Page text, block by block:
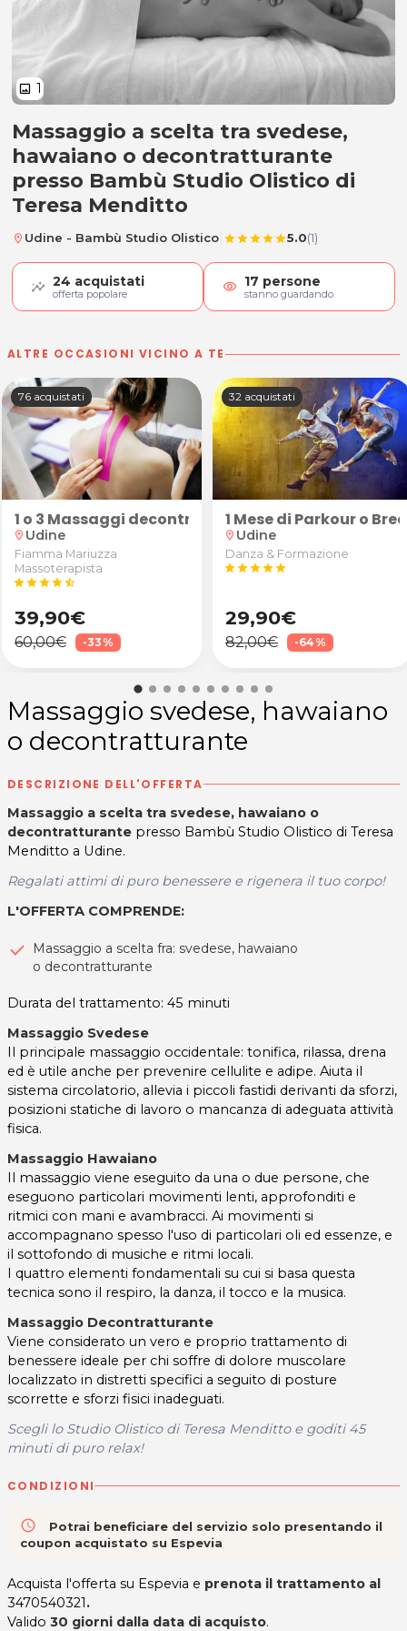
image 1
Massaggio svedese, hawaiano
Massaggio a scelta tra svedese,
hawaiano o decontratturante
presso Bambù Studio Olistico di
Teresa Menditto
location_on Udine - Bambù Studio Olistico starstarstarstarstar5.0(1)
24 acquistati
offerta popolare visibility 17 persone
stanno guardando
ALTRE OCCASIONI VICINO A TE
Trainer 60'
76 acquistati
1 o 3 Massaggi decontratturanti/sportivi
location_on Udine
Fiamma Mariuzza
Massoterapista
starstarstarstarstar_half
39,90€
60,00€ -33%
32 acquistati
1 Mese di Parkour o
location_on Udine
Danza & Formazione
starstarstarstarstar
29,90€
82,00€ -64%
Massaggio svedese, hawaiano
o decontratturante
DESCRIZIONE DELL'OFFERTA
Massaggio a scelta tra svedese, hawaiano o
decontratturante presso Bambù Studio Olistico di Teresa
Menditto a Udine.
Regalati attimi di puro benessere e rigenera il tuo corpo!
L'OFFERTA COMPRENDE:
Massaggio a scelta fra: svedese, hawaiano
o decontratturante
Durata del trattamento: 45 minuti
Massaggio Svedese
Il principale massaggio occidentale: tonifica, rilassa, drena
ed è utile anche per prevenire cellulite e adipe. Aiuta il
sistema circolatorio, allevia i piccoli fastidi derivanti da sforzi,
posizioni statiche di lavoro o mancanza di adeguata attività
fisica.
Massaggio Hawaiano
Il massaggio viene eseguito da una o due persone, che
eseguono particolari movimenti lenti, approfonditi e
ritmici con mani e avambracci. Ai movimenti si
accompagnano spesso l'uso di particolari oli ed essenze, e
il sottofondo di musiche e ritmi locali.
I quattro elementi fondamentali su cui si basa questa
tecnica sono il respiro, la danza, il tocco e la musica.
Massaggio Decontratturante
Viene considerato un vero e proprio trattamento di
benessere ideale per chi soffre di dolore muscolare
localizzato in distretti specifici a seguito di posture
scorrette e sforzi fisici inadeguati.
Scegli lo Studio Olistico di Teresa Menditto e goditi 45
minuti di puro relax!
CONDIZIONI
access_time
Potrai beneficiare del servizio solo presentando il
coupon acquistato su Espevia
Acquista l'offerta su Espevia e prenota il trattamento al
3470540321.
Valido 30 giorni dalla data di acquisto.